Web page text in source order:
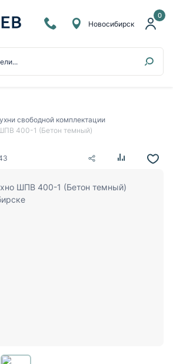
0
Новосибирск
свободной комплектации
400-1 (Бетон темный)